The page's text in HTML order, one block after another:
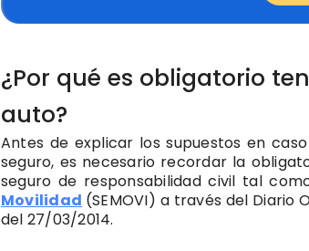
¿Por qué es obligatorio
auto?
Antes de explicar los supuestos en
seguro, es necesario recordar la
seguro de responsabilidad civil tal
Movilidad (SEMOVI) a través del Diario
del 27/03/2014.